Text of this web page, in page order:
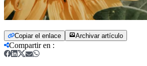
Copiar el enlace Archivar artículo
Compartir en :